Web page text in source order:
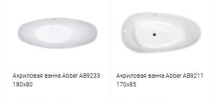
Акриловая ванна Abber AB9233
180x80
Акриловая ванна Abber AB9211
170x85